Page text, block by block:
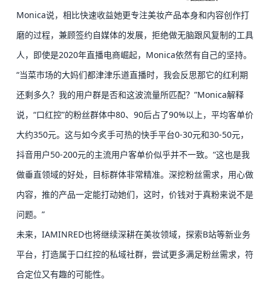
Monica说，相比快速收益她更专注美妆产品本身和内容创作打
磨的过程，兼顾签约自媒体的发展，拒绝做无脑跟风复制的工具
人，即使是2020年直播电商崛起，Monica依然有自己的坚持。
“当菜市场的大妈们都津津乐道直播时，我会反思那它的红利期
还剩多久？我的用户群是否和这波流量所匹配？”Monica解释
说，“口红控”的粉丝群体中80、90后占了90%以上，平均客单价
大约350元。这与如今炙手可热的快手平台0-30元和30-50元，
抖音用户50-200元的主流用户客单价似乎并不一致。“这也是我
做垂直领域的好处，目标群体非常精准。深挖粉丝需求，用心做
内容，推的产品一定能打动她们，这时，价钱对于真粉来说不是
问题。”
未来，IAMINRED也将继续深耕在美妆领域，探索B站等新业务
平台，打造属于口红控的私域社群，尝试更多满足粉丝需求，符
合定位又有趣的可能性。